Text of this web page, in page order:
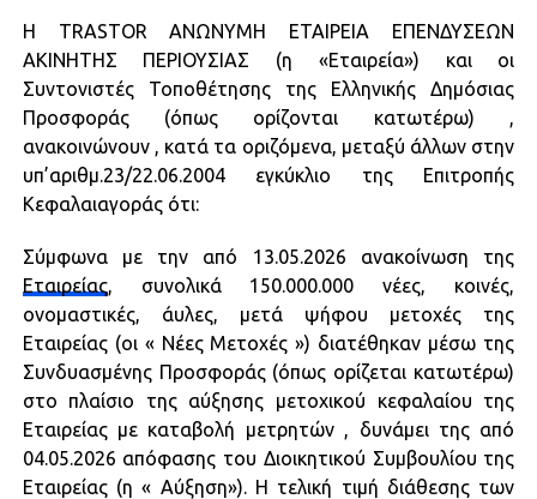
Η TRASTOR ΑΝΩΝΥΜΗ ΕΤΑΙΡΕΙΑ ΕΠΕΝΔΥΣΕΩΝ
ΑΚΙΝΗΤΗΣ ΠΕΡΙΟΥΣΙΑΣ (η «Εταιρεία») και οι
Συντονιστές Τοποθέτησης της Ελληνικής Δημόσιας
Προσφοράς (όπως ορίζονται κατωτέρω) ,
ανακοινώνουν , κατά τα οριζόμενα, μεταξύ άλλων στην
υπ’αριθμ.23/22.06.2004 εγκύκλιο της Επιτροπής
Κεφαλαιαγοράς ότι:
Σύμφωνα με την από 13.05.2026 ανακοίνωση της
Εταιρείας, συνολικά 150.000.000 νέες, κοινές,
ονομαστικές, άυλες, μετά ψήφου μετοχές της
Εταιρείας (οι « Νέες Μετοχές ») διατέθηκαν μέσω της
Συνδυασμένης Προσφοράς (όπως ορίζεται κατωτέρω)
στο πλαίσιο της αύξησης μετοχικού κεφαλαίου της
Εταιρείας με καταβολή μετρητών , δυνάμει της από
04.05.2026 απόφασης του Διοικητικού Συμβουλίου της
Εταιρείας (η « Αύξηση»). Η τελική τιμή διάθεσης των